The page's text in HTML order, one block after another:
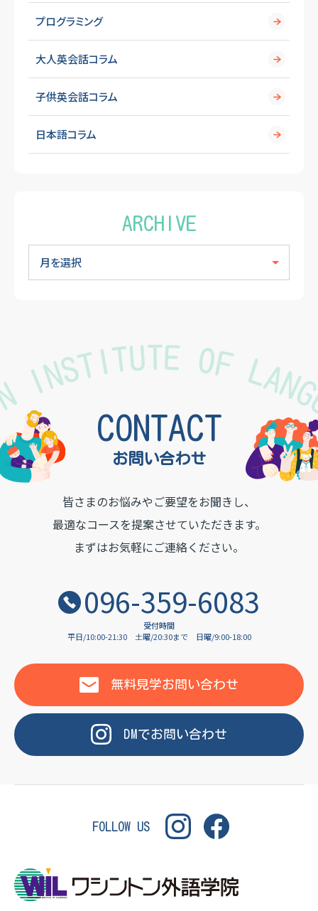
プログラミング
大人英会話コラム
子供英会話コラム
日本語コラム
ARCHIVE
INSTITUTE OF
お問い合わせ
CONTACT
皆さまのお悩みやご要望をお聞きし、
最適なコースを提案させていただきます。
まずはお気軽にご連絡ください。
096-359-6083
受付時間
平日/10:00-21:30
土曜/20:30まで 日曜/9:00-18:00
無料見学お問い合わせ
DMでお問い合わせ
FOLLOW US